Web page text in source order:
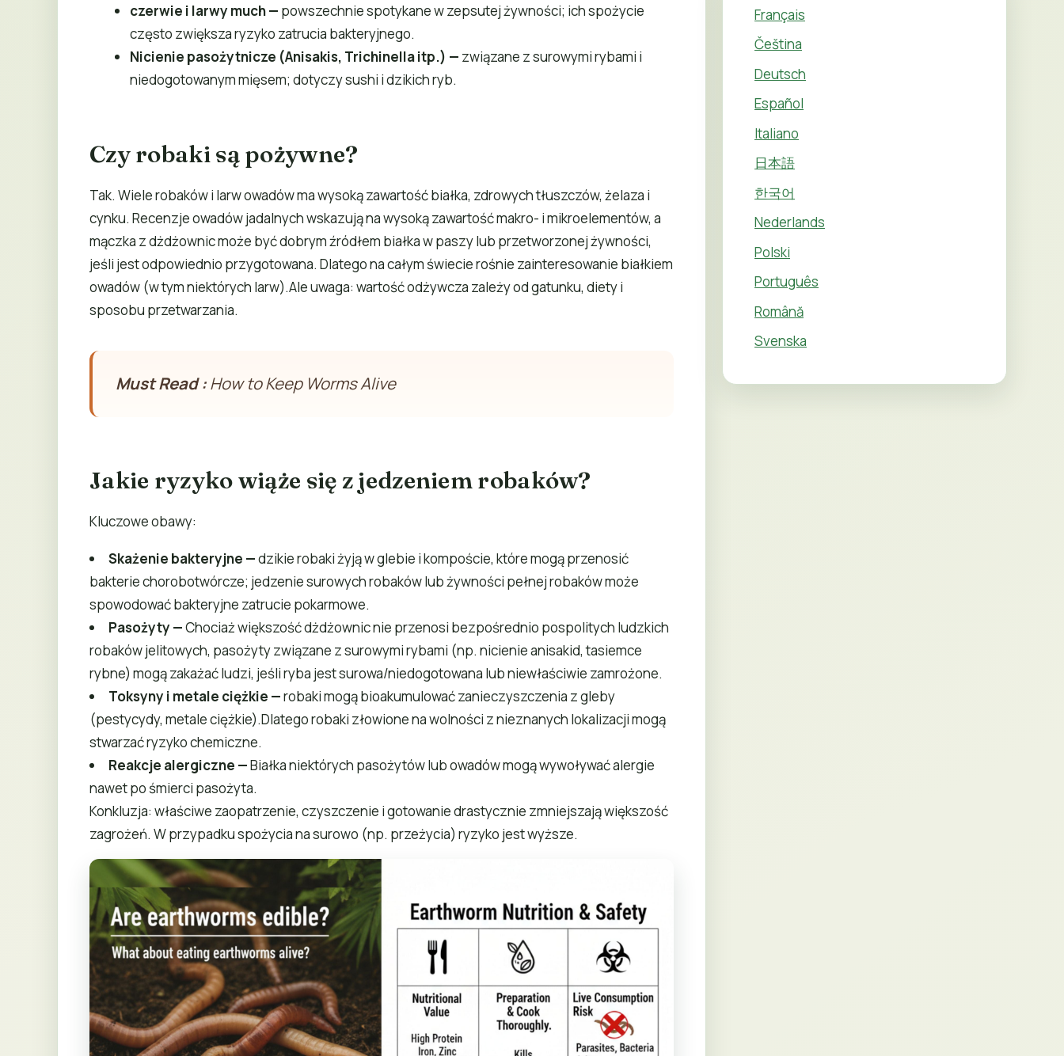
czerwie i larwy much— powszechnie spotykane w zepsutej żywności; ich spożycie
często zwiększa ryzyko zatrucia bakteryjnego.
Nicienie pasożytnicze (Anisakis, Trichinella itp.) — związane z surowymi rybami i
niedogotowanym mięsem; dotyczy sushi i dzikich ryb.
Czy robaki są pożywne?
Tak. Wiele robaków i larw owadów ma wysoką zawartość białka, zdrowych tłuszczów, żelaza i
cynku. Recenzje owadów jadalnych wskazują na wysoką zawartość makro- i mikroelementów, a
mączka z dżdżownic może być dobrym źródłem białka w paszy lub przetworzonej żywności,
jeśli jest odpowiednio przygotowana. Dlatego na całym świecie rośnie zainteresowanie białkiem
owadów (w tym niektórych larw).Ale uwaga: wartość odżywcza zależy od gatunku, diety i
sposobu przetwarzania.
Must Read :How to Keep Worms Alive
Jakie ryzyko wiąże się z jedzeniem robaków?
Kluczowe obawy:
Skażenie bakteryjne —dzikie robaki żyją w glebie i kompoście, które mogą przenosić
bakterie chorobotwórcze; jedzenie surowych robaków lub żywności pełnej robaków może
spowodować bakteryjne zatrucie pokarmowe.
Pasożyty —Chociaż większość dżdżownic nie przenosi bezpośrednio pospolitych ludzkich
robaków jelitowych, pasożyty związane z surowymi rybami (np. nicienie anisakid, tasiemce
rybne) mogą zakażać ludzi, jeśli ryba jest surowa/niedogotowana lub niewłaściwie zamrożone.
Toksyny i metale ciężkie —robaki mogą bioakumulować zanieczyszczenia z gleby
(pestycydy, metale ciężkie).Dlatego robaki złowione na wolności z nieznanych lokalizacji mogą
stwarzać ryzyko chemiczne.
Reakcje alergiczne —Białka niektórych pasożytów lub owadów mogą wywoływać alergie
nawet po śmierci pasożyta.
Konkluzja: właściwe zaopatrzenie, czyszczenie i gotowanie drastycznie zmniejszają większość
zagrożeń. W przypadku spożycia na surowo (np. przeżycia) ryzyko jest wyższe.
Français
Čeština
Deutsch
Español
Italiano
日本語
한국어
Nederlands
Polski
Português
Română
Svenska